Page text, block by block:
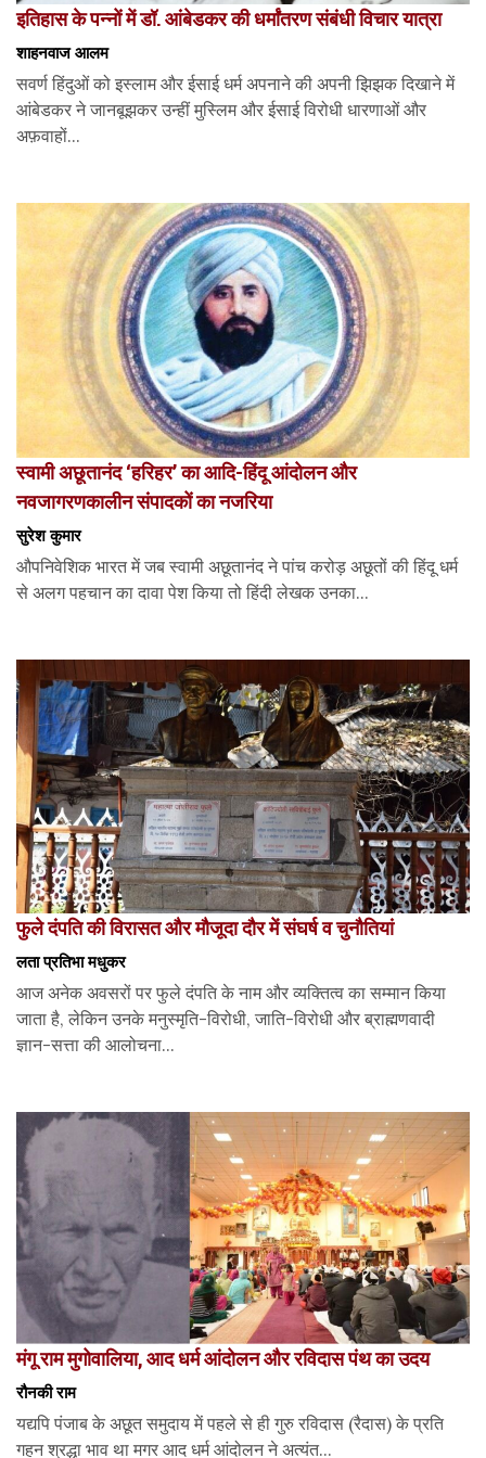
इतिहास के पन्नों में डॉ. आंबेडकर की धर्मांतरण संबंधी विचार यात्रा
शाहनवाज आलम
सवर्ण हिंदुओं को इस्लाम और ईसाई धर्म अपनाने की अपनी झिझक दिखाने में
आंबेडकर ने जानबूझकर उन्हीं मुस्लिम और ईसाई विरोधी धारणाओं और
अफ़वाहों...
स्वामी अछूतानंद ‘हरिहर’ का आदि-हिंदू आंदोलन और
नवजागरणकालीन संपादकों का नजरिया
सुरेश कुमार
औपनिवेशिक भारत में जब स्वामी अछूतानंद ने पांच करोड़ अछूतों की हिंदू धर्म
से अलग पहचान का दावा पेश किया तो हिंदी लेखक उनका...
फुले दंपति की विरासत और मौजूदा दौर में संघर्ष व चुनौतियां
लता प्रतिभा मधुकर
आज अनेक अवसरों पर फुले दंपति के नाम और व्यक्तित्व का सम्मान किया
जाता है, लेकिन उनके मनुस्मृति-विरोधी, जाति-विरोधी और ब्राह्मणवादी
ज्ञान-सत्ता की आलोचना...
मंगू राम मुगोवालिया, आद धर्म आंदोलन और रविदास पंथ का उदय
रौनकी राम
यद्यपि पंजाब के अछूत समुदाय में पहले से ही गुरु रविदास (रैदास) के प्रति
गहन श्रद्धा भाव था मगर आद धर्म आंदोलन ने अत्यंत...